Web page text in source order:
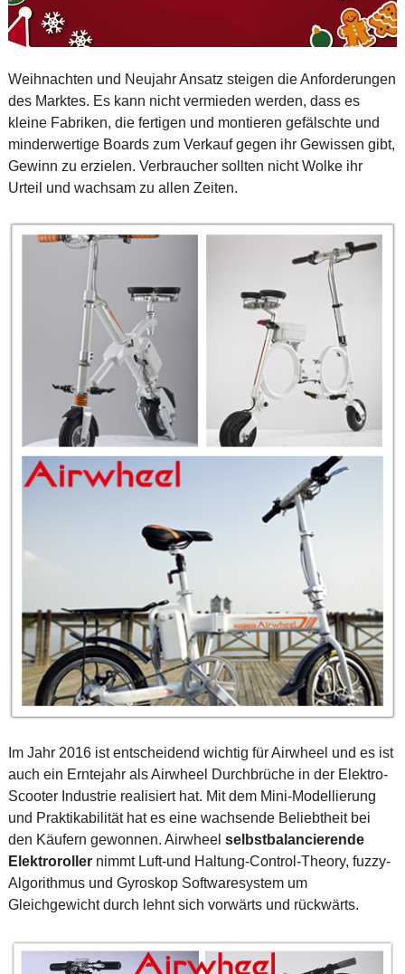
Weihnachten und Neujahr Ansatz steigen die Anforderungen
des Marktes. Es kann nicht vermieden werden, dass es
kleine Fabriken, die fertigen und montieren gefälschte und
minderwertige Boards zum Verkauf gegen ihr Gewissen gibt,
Gewinn zu erzielen. Verbraucher sollten nicht Wolke ihr
Urteil und wachsam zu allen Zeiten.
Im Jahr 2016 ist entscheidend wichtig für Airwheel und es ist
auch ein Erntejahr als Airwheel Durchbrüche in der Elektro-
Scooter Industrie realisiert hat. Mit dem Mini-Modellierung
und Praktikabilität hat es eine wachsende Beliebtheit bei
den Käufern gewonnen. Airwheel selbstbalancierende
Elektrorollernimmt Luft-und Haltung-Control-Theory, fuzzy-
Algorithmus und Gyroskop Softwaresystem um
Gleichgewicht durch lehnt sich vorwärts und rückwärts.